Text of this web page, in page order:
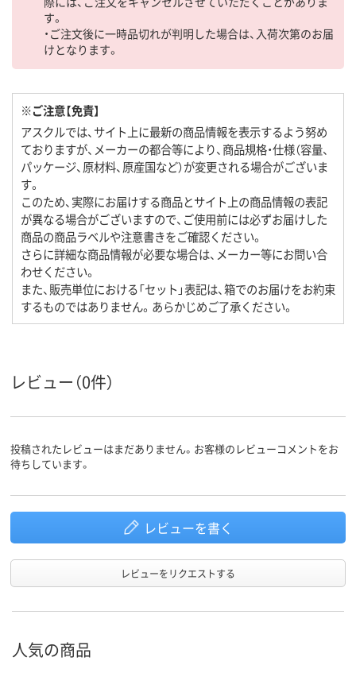
す。
・ご注文後に一時品切れが判明した場合は、入荷次第のお届
けとなります。
※ご注意【免責】
アスクルでは、サイト上に最新の商品情報を表示するよう努め
ておりますが、メーカーの都合等により、商品規格・仕様（容量、
パッケージ、原材料、原産国など）が変更される場合がございま
す。
このため、実際にお届けする商品とサイト上の商品情報の表記
が異なる場合がございますので、ご使用前には必ずお届けした
商品の商品ラベルや注意書きをご確認ください。
さらに詳細な商品情報が必要な場合は、メーカー等にお問い合
わせください。
また、販売単位における「セット」表記は、箱でのお届けをお約束
するものではありません。あらかじめご了承ください。
レビュー（0件）
投稿されたレビューはまだありません。お客様のレビューコメントをお
待ちしています。
レビューを書く
レビューをリクエストする
人気の商品